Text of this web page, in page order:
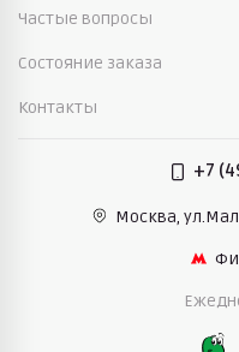
Частые вопросы
Состояние заказа
Контакты
+7
Москва,